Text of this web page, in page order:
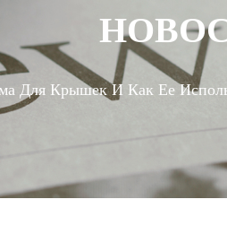
Для Крышек И Как Ее